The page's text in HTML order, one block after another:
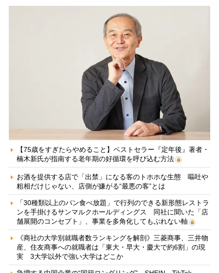
【75歳をすぎたらやめること】ベストセラー『定年後』著者・
楠木新氏が指南する老年期の好循環を呼び込む方法
お酒を提供する店で「出禁」になる客のトホホな生態 嘔吐や
粗相だけじゃない、店側が嫌がる“最悪の客”とは
「30種類以上のパン食べ放題」で行列のできる新形態レストラ
ンを手掛けるサンマルクホールディングス 同社に聞いた「店
舗展開のコンセプト」、事業を多角化してもぶれない軸
《商社の大学別就職者数ランキングを解剖》三菱商事、三井物
産、住友商事への就職者は「東大・早大・慶大で約6割」の現
実 3大学以外で強い大学はどこか